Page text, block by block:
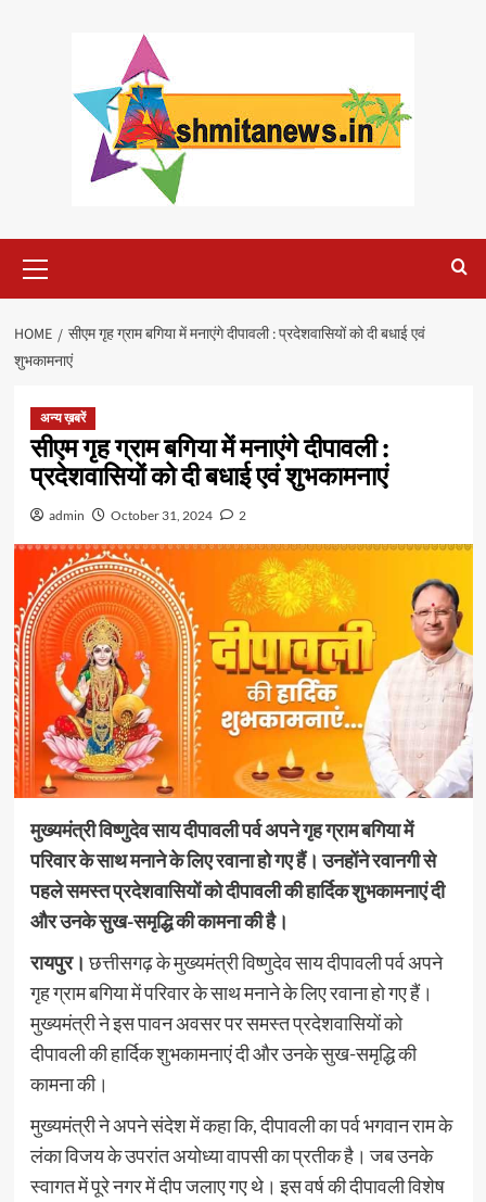
Menu
HOME
सीएम गृह ग्राम बगिया में मनाएंगे दीपावली : प्रदेशवासियों को दी बधाई एवं
शुभकामनाएं
अन्य ख़बरें
सीएम गृह ग्राम बगिया में मनाएंगे दीपावली :
प्रदेशवासियों को दी बधाई एवं शुभकामनाएं
admin October 31, 2024 2
मुख्यमंत्री विष्णुदेव साय दीपावली पर्व अपने गृह ग्राम बगिया में
परिवार के साथ मनाने के लिए रवाना हो गए हैं। उनहोंने रवानगी से
पहले समस्त प्रदेशवासियों को दीपावली की हार्दिक शुभकामनाएं दी
और उनके सुख-समृद्धि की कामना की है।
रायपुर।छत्तीसगढ़ के मुख्यमंत्री विष्णुदेव साय दीपावली पर्व अपने
गृह ग्राम बगिया में परिवार के साथ मनाने के लिए रवाना हो गए हैं।
मुख्यमंत्री ने इस पावन अवसर पर समस्त प्रदेशवासियों को
दीपावली की हार्दिक शुभकामनाएं दी और उनके सुख-समृद्धि की
कामना की।
मुख्यमंत्री ने अपने संदेश में कहा कि, दीपावली का पर्व भगवान राम के
लंका विजय के उपरांत अयोध्या वापसी का प्रतीक है। जब उनके
स्वागत में पूरे नगर में दीप जलाए गए थे। इस वर्ष की दीपावली विशेष